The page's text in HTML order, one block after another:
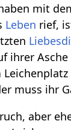
mit
Leben rief,
ihrer
muss ihr
aber